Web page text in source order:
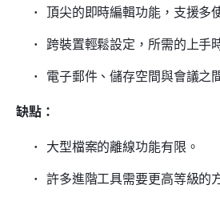
頂尖的即時編輯功能，支援多
跨裝置輕鬆設定，所需的上手
電子郵件、儲存空間與會議之
缺點：
大型檔案的離線功能有限。
許多進階工具需要更高等級的